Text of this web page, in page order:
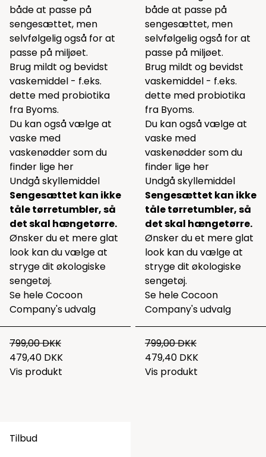
både at passe på
sengesættet, men
selvfølgelig også for at
passe på miljøet.
Brug mildt og bevidst
vaskemiddel - f.eks.
dette med probiotika
fra Byoms.
Du kan også vælge at
vaske med
vaskenødder som du
finder lige her
Undgå skyllemiddel
Sengesættet kan ikke
tåle tørretumbler, så
det skal hængetørre.
Ønsker du et mere glat
look kan du vælge at
stryge dit økologiske
sengetøj.
Se heleCocoon
Company's udvalg
799,00 DKK
479,40 DKK
Vis produkt
både at passe på
sengesættet, men
selvfølgelig også for at
passe på miljøet.
Brug mildt og bevidst
vaskemiddel - f.eks.
dette med probiotika
fra Byoms.
Du kan også vælge at
vaske med
vaskenødder som du
finder lige her
Undgå skyllemiddel
Sengesættet kan ikke
tåle tørretumbler, så
det skal hængetørre.
Ønsker du et mere glat
look kan du vælge at
stryge dit økologiske
sengetøj.
Se heleCocoon
Company's udvalg
799,00 DKK
479,40 DKK
Vis produkt
Tilbud